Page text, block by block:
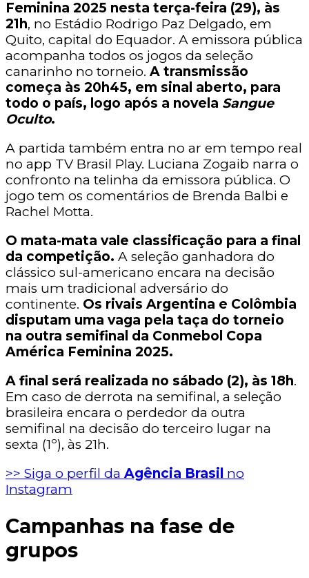
Feminina 2025 nesta terça-feira (29), às
21h, no Estádio Rodrigo Paz Delgado, em
Quito, capital do Equador. A emissora pública
acompanha todos os jogos da seleção
canarinho no torneio. A transmissão
começa às 20h45, em sinal aberto, para
todo o país, logo após a novela Sangue
Oculto.
A partida também entra no ar em tempo real
no app TV Brasil Play. Luciana Zogaib narra o
confronto na telinha da emissora pública. O
jogo tem os comentários de Brenda Balbi e
Rachel Motta.
O mata-mata vale classificação para a final
da competição. A seleção ganhadora do
clássico sul-americano encara na decisão
mais um tradicional adversário do
continente. Os rivais Argentina e Colômbia
disputam uma vaga pela taça do torneio
na outra semifinal da Conmebol Copa
América Feminina 2025.
A final será realizada no sábado (2), às 18h.
Em caso de derrota na semifinal, a seleção
brasileira encara o perdedor da outra
semifinal na decisão do terceiro lugar na
sexta (1º), às 21h.
>> Siga o perfil da Agência Brasil no
Instagram
Campanhas na fase de
grupos